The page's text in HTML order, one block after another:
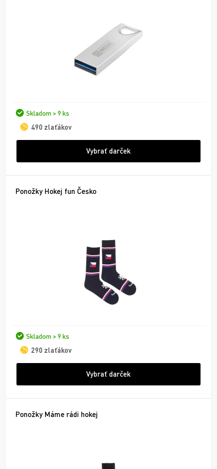
Skladom > 9 ks
490 zlaťákov
Vybrať darček
Ponožky Hokej fun Česko
Skladom > 9 ks
290 zlaťákov
Vybrať darček
Ponožky Máme rádi hokej